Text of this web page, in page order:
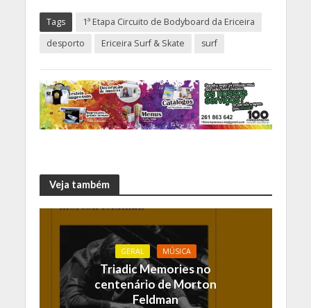
Tags
1ª Etapa Circuito de Bodyboard da Ericeira
desporto
Ericeira Surf & Skate surf
Veja também
GERAL MÚSICA
Triadic Memories no
centenário de Morton
Feldman